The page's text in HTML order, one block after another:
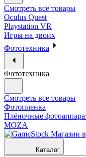
Смотреть все товары
Oculus Quest
Playstation VR
Игры на двоих
Фототехника
Фототехника
Смотреть все товары
Фотопленка
Плёночные
MOZA
Каталог